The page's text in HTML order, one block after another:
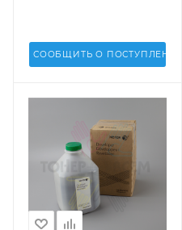
СООБЩИТЬ О ПОСТУПЛЕНИИ